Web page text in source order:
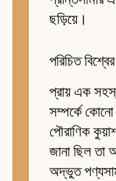
ছড়িয়ে।
পরিচিত
প্রায় এক
সম্পর্কে
পৌরাণিক
জানা ছিল তা
অদ্ভুত